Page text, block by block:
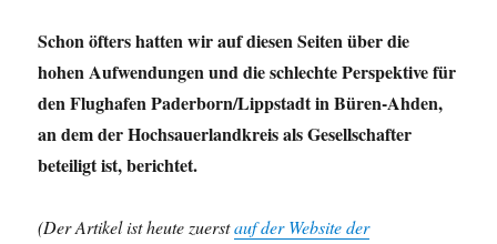
Schon öfters hatten wir auf diesen Seiten über die
hohen Aufwendungen und die schlechte Perspektive für
den Flughafen Paderborn/Lippstadt in Büren-Ahden,
an dem der Hochsauerlandkreis als Gesellschafter
beteiligt ist,berichtet.
(Der Artikel ist heute zuerstauf der Website der